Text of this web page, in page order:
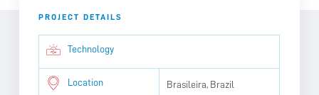
PROJECT DETAILS
Technology
Location Brasileira, Brazil